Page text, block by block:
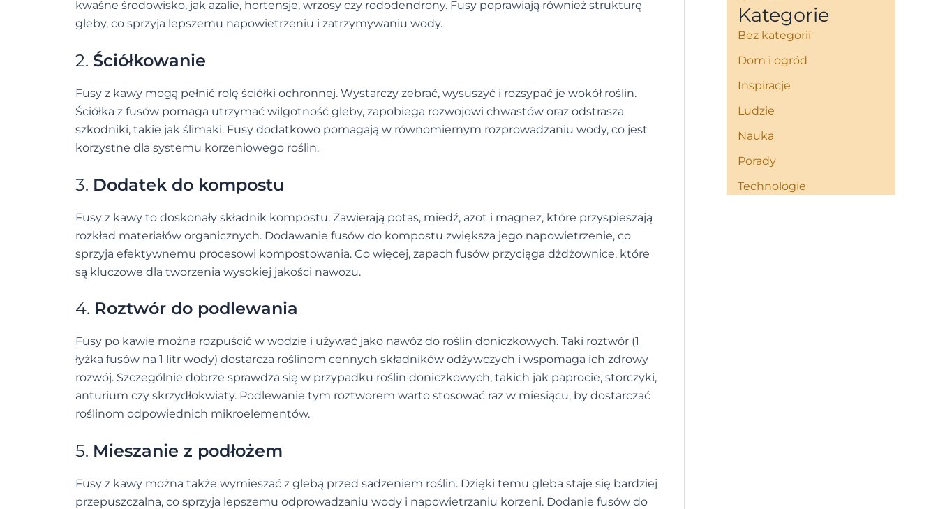
kwaśne środowisko, jak azalie, hortensje, wrzosy czy rododendrony. Fusy poprawiają również strukturę
gleby, co sprzyja lepszemu napowietrzeniu i zatrzymywaniu wody.
2. Ściółkowanie
Fusy z kawy mogą pełnić rolę ściółki ochronnej. Wystarczy zebrać, wysuszyć i rozsypać je wokół roślin.
Ściółka z fusów pomaga utrzymać wilgotność gleby, zapobiega rozwojowi chwastów oraz odstrasza
szkodniki, takie jak ślimaki. Fusy dodatkowo pomagają w równomiernym rozprowadzaniu wody, co jest
korzystne dla systemu korzeniowego roślin.
3. Dodatek do kompostu
Fusy z kawy to doskonały składnik kompostu. Zawierają potas, miedź, azot i magnez, które przyspieszają
rozkład materiałów organicznych. Dodawanie fusów do kompostu zwiększa jego napowietrzenie, co
sprzyja efektywnemu procesowi kompostowania. Co więcej, zapach fusów przyciąga dżdżownice, które
są kluczowe dla tworzenia wysokiej jakości nawozu.
4. Roztwór do podlewania
Fusy po kawie można rozpuścić w wodzie i używać jako nawóz do roślin doniczkowych. Taki roztwór (1
łyżka fusów na 1 litr wody) dostarcza roślinom cennych składników odżywczych i wspomaga ich zdrowy
rozwój. Szczególnie dobrze sprawdza się w przypadku roślin doniczkowych, takich jak paprocie, storczyki,
anturium czy skrzydłokwiaty. Podlewanie tym roztworem warto stosować raz w miesiącu, by dostarczać
roślinom odpowiednich mikroelementów.
5. Mieszanie z podłożem
Fusy z kawy można także wymieszać z glebą przed sadzeniem roślin. Dzięki temu gleba staje się bardziej
przepuszczalna, co sprzyja lepszemu odprowadzaniu wody i napowietrzaniu korzeni. Dodanie fusów do
Kategorie
Bez kategorii
Dom i ogród
Inspiracje
Ludzie
Nauka
Porady
Technologie